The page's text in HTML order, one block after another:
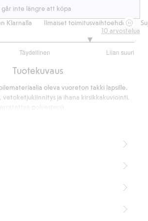
inte längre att köpa
Ilmaiset toimitusvaihtoehdot
Täydellinen Liian suuri
10 arvostelua
Tuotekuvaus
oleva vuoreton takki lapsille.
vetoketjukiinnitys ja ihana kirsikkakuviointi.